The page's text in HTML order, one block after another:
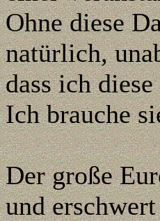
Ohne diese
natürlich,
dass ich
Ich brauche
Der große
und